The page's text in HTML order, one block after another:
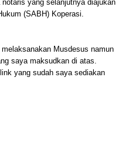
yang selanjutnya diajukan
(SABH) Koperasi.
Musdesus namun
saya maksudkan di atas.
yang sudah saya sediakan